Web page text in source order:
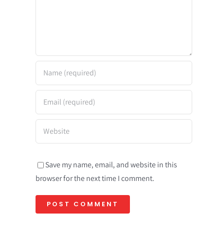
Save my name, email, and website in this
browser for the next time I comment.